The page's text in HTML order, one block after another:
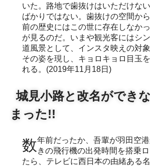
いた。路地で歯抜けはいただけな
ばかりではない。歯抜けの空間か
前の歴史にはこの世に存在しなかっ
が見るのだ。いまや観光客にはシ
道風景として、インスタ映えの対
その姿を現し、キョロキョロ目玉
れる。(2019年11月18日)
城見小路と改名ができ
まった!!
数年前だったか、吾輩が羽田空港から広島空港行 きの飛行機の出発時間を搭乗
たら、テレビに西日本の由緒ある